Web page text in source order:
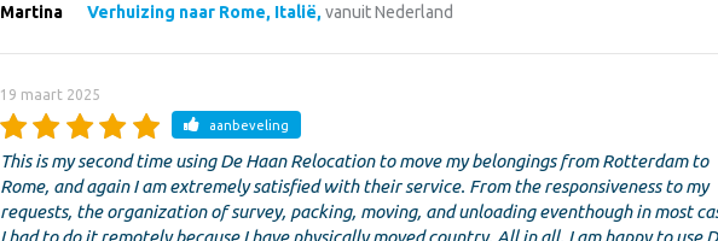
Martina Verhuizing naar Rome, Italië, vanuit Nederland
19 maart 2025
aanbeveling
This is my second time using De Haan Relocation to move my belongings from Rotterdam to
Rome, and again I am extremely satisfied with their service. From the responsiveness to my
requests, the organization of survey, packing, moving, and unloading eventhough in most
I had to do it remotely because I have physically moved country. All in all, I am happy to use